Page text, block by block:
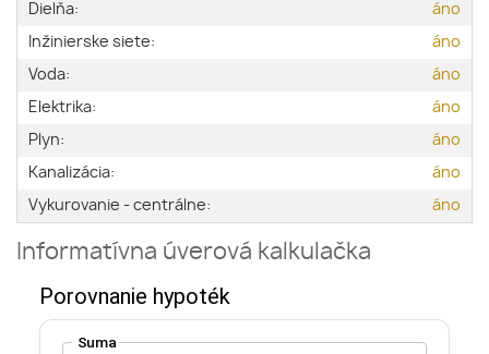
Dielňa:
áno
Inžinierske siete:
áno
Voda:
áno
Elektrika:
áno
Plyn:
áno
Kanalizácia:
áno
Vykurovanie - centrálne:
áno
Informatívna úverová kalkulačka